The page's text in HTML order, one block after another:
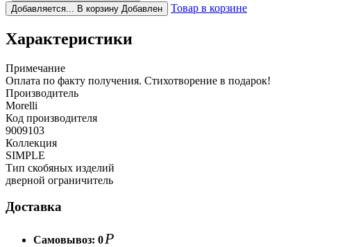
Добавляется... В корзину Добавлен Товар в корзине
Характеристики
Примечание
Оплата по факту получения. Стихотворение в подарок!
Производитель
Morelli
Код производителя
9009103
Коллекция
SIMPLE
Тип скобяных изделий
дверной ограничитель
Доставка
Самовывоз: 0Р